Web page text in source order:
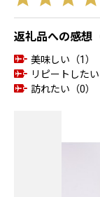
返礼品への感想
美味しい（1）
リピートしたい
訪れたい（0）